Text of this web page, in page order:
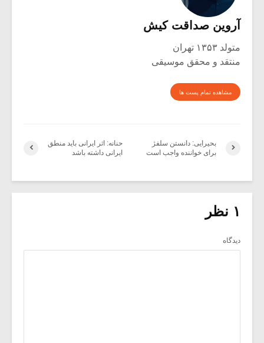
آروین صداقت کیش
متولد ۱۳۵۳ تهران
منتقد و محقق موسیقی
مشاهده تمام پست ها
حنانه: اثر ایرانی باید منطق
ایرانی داشته باشد
بحیرایی: دانستن سلفژ
برای خواننده واجب است
۱ نظر
دیدگاه